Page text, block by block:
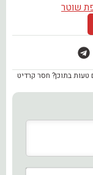
שוטר
בתוכן? חסר קרדיט